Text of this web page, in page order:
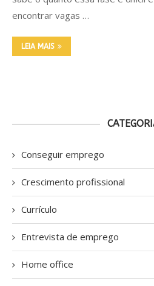
encontrar vagas …
LEIA MAIS
Conseguir emprego
Crescimento profissional
Currículo
Entrevista de emprego
Home office